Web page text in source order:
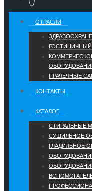
ОТРАСЛИ
ПРАЧЕЧНЫЕ
КОНТАКТЫ
КАТАЛОГ
СТИРАЛЬНЫЕ
СУШИЛЬНОЕ
ГЛАДИЛЬНОЕ